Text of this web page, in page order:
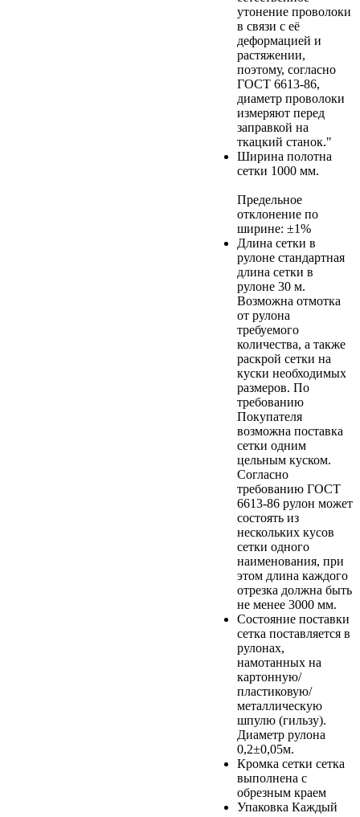
утонение проволоки
в связи с её
деформацией и
растяжении,
поэтому, согласно
ГОСТ 6613-86,
диаметр проволоки
измеряют перед
заправкой на
ткацкий станок."
Ширина полотна
сетки 1000 мм.
Предельное
отклонение по
ширине: ±1%
Длина сетки в
рулоне стандартная
длина сетки в
рулоне 30 м.
Возможна отмотка
от рулона
требуемого
количества, а также
раскрой сетки на
куски необходимых
размеров. По
требованию
Покупателя
возможна поставка
сетки одним
цельным куском.
Согласно
требованию ГОСТ
6613-86 рулон может
состоять из
нескольких кусов
сетки одного
наименования, при
этом длина каждого
отрезка должна быть
не менее 3000 мм.
Состояние поставки
сетка поставляется в
рулонах,
намотанных на
картонную/
пластиковую/
металлическую
шпулю (гильзу).
Диаметр рулона
0,2±0,05м.
Кромка сетки сетка
выполнена с
обрезным краем
Упаковка Каждый